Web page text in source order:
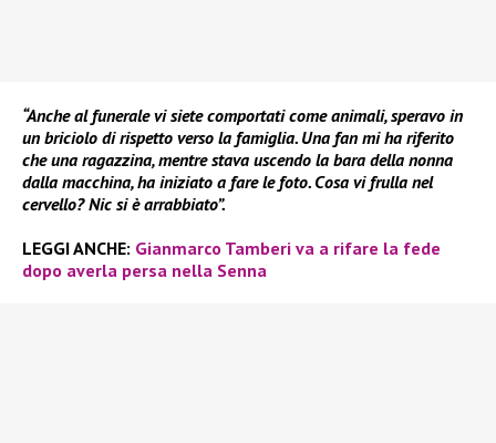
“Anche al funerale vi siete comportati come animali, speravo in
un briciolo di rispetto verso la famiglia. Una fan mi ha riferito
che una ragazzina, mentre stava uscendo la bara della nonna
dalla macchina, ha iniziato a fare le foto. Cosa vi frulla nel
cervello? Nic si è arrabbiato”.
LEGGI ANCHE: Gianmarco Tamberi va a rifare la fede
dopo averla persa nella Senna